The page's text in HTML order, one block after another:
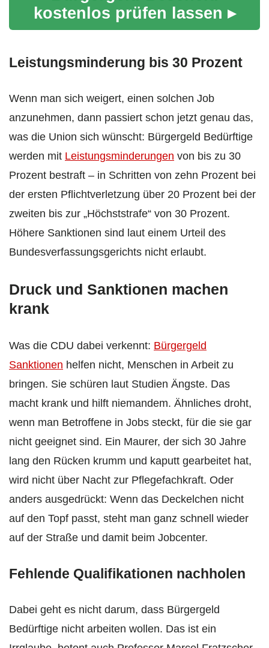
kostenlos prüfen lassen ▸
Leistungsminderung bis 30 Prozent
Wenn man sich weigert, einen solchen Job
anzunehmen, dann passiert schon jetzt genau das,
was die Union sich wünscht: Bürgergeld Bedürftige
werden mit Leistungsminderungen von bis zu 30
Prozent bestraft – in Schritten von zehn Prozent bei
der ersten Pflichtverletzung über 20 Prozent bei der
zweiten bis zur „Höchststrafe“ von 30 Prozent.
Höhere Sanktionen sind laut einem Urteil des
Bundesverfassungsgerichts nicht erlaubt.
Druck und Sanktionen machen
krank
Was die CDU dabei verkennt: Bürgergeld
Sanktionen helfen nicht, Menschen in Arbeit zu
bringen. Sie schüren laut Studien Ängste. Das
macht krank und hilft niemandem. Ähnliches droht,
wenn man Betroffene in Jobs steckt, für die sie gar
nicht geeignet sind. Ein Maurer, der sich 30 Jahre
lang den Rücken krumm und kaputt gearbeitet hat,
wird nicht über Nacht zur Pflegefachkraft. Oder
anders ausgedrückt: Wenn das Deckelchen nicht
auf den Topf passt, steht man ganz schnell wieder
auf der Straße und damit beim Jobcenter.
Fehlende Qualifikationen nachholen
Dabei geht es nicht darum, dass Bürgergeld
Bedürftige nicht arbeiten wollen. Das ist ein